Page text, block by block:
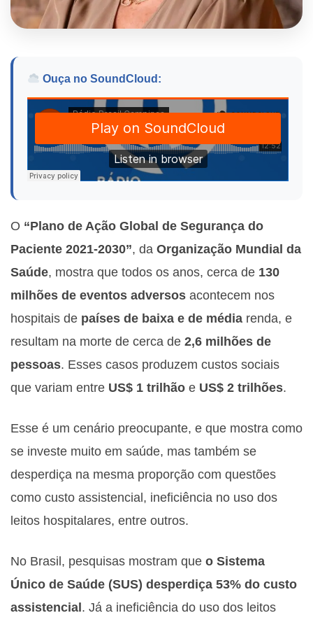
Ouça no SoundCloud:
O “Plano de Ação Global de Segurança do
Paciente 2021-2030”, da Organização Mundial da
Saúde, mostra que todos os anos, cerca de 130
milhões de eventos adversos acontecem nos
hospitais de países de baixa e de média renda, e
resultam na morte de cerca de 2,6 milhões de
pessoas. Esses casos produzem custos sociais
que variam entre US$ 1 trilhão e US$ 2 trilhões.
Esse é um cenário preocupante, e que mostra como
se investe muito em saúde, mas também se
desperdiça na mesma proporção com questões
como custo assistencial, ineficiência no uso dos
leitos hospitalares, entre outros.
No Brasil, pesquisas mostram que o Sistema
Único de Saúde (SUS) desperdiça 53% do custo
assistencial. Já a ineficiência do uso dos leitos